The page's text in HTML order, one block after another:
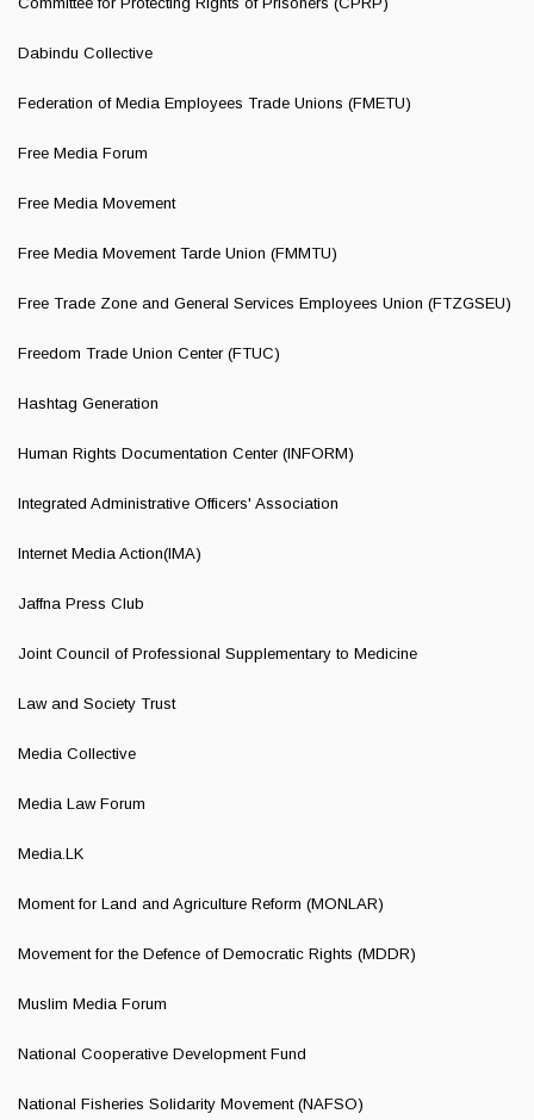
Dabindu Collective
Federation of Media Employees Trade Unions (FMETU)
Free Media Forum
Free Media Movement
Free Media Movement Tarde Union (FMMTU)
Free Trade Zone and General Services Employees Union (FTZGSEU)
Freedom Trade Union Center (FTUC)
Hashtag Generation
Human Rights Documentation Center (INFORM)
Integrated Administrative Officers' Association
Internet Media Action(IMA)
Jaffna Press Club
Joint Council of Professional Supplementary to Medicine
Law and Society Trust
Media Collective
Media Law Forum
Media.LK
Moment for Land and Agriculture Reform (MONLAR)
Movement for the Defence of Democratic Rights (MDDR)
Muslim Media Forum
National Cooperative Development Fund
National Fisheries Solidarity Movement (NAFSO)